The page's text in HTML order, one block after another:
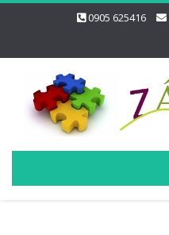
0905 625416